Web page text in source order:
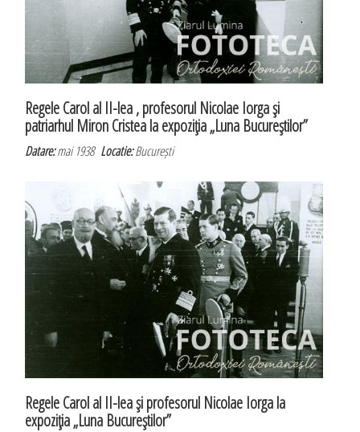
Regele Carol al II-lea , profesorul Nicolae Iorga şi
patriarhul Miron Cristea la expoziţia „Luna Bucureştilor”
Datare:mai 1938Locatie:București
Regele Carol al II-lea şi profesorul Nicolae Iorga la
expoziţia „Luna Bucureştilor”